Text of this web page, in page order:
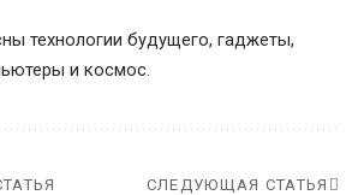
технологии будущего, гаджеты,
и космос.
СЛЕДУЮЩАЯ СТАТЬЯ